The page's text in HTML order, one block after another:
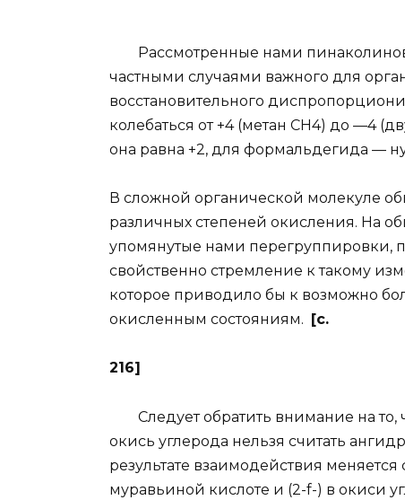
Рассмотренные нами
частными случаями важного для
восстановительного
колебаться от +4 (метан СН4) до —4
она равна +2, для формальдегида —
В сложной органической молекуле
различных степеней окисления. На
упомянутые нами перегруппировки,
свойственно стремление к такому
которое приводило бы к возможно
окисленным состояниям.
[c.
216]
Следует обратить внимание на то,
окись углерода нельзя считать
результате взаимодействия
муравьиной кислоте и (2-f-) в окиси